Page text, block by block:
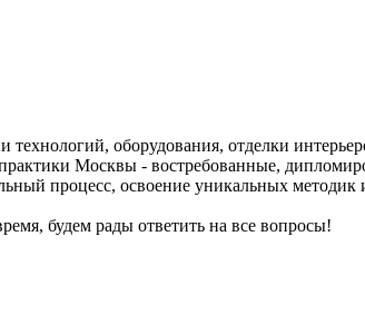
оборудования, отделки
Москвы - востребованные,
процесс, освоение уникальных
будем рады ответить на все вопросы!